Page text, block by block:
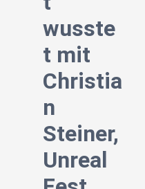
wusste
t mit
Christia
n
Steiner,
Unreal